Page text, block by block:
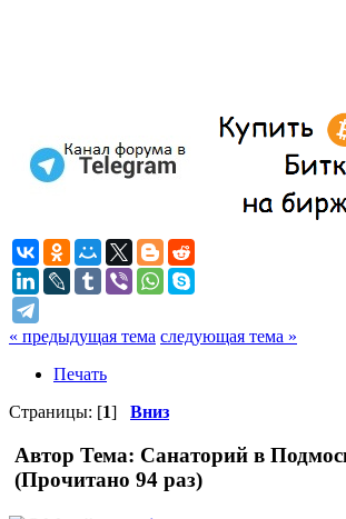
« предыдущая тема следующая тема »
Печать
Страницы: [1] Вниз
Автор Тема: Санаторий в
(Прочитано 94 раз)